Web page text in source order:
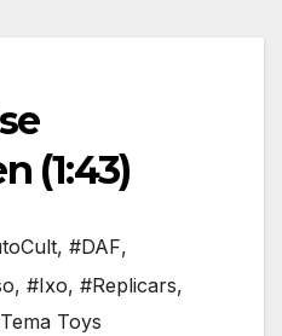
(1:43)
, #DAF,
, #Ixo, #Replicars,
Toys